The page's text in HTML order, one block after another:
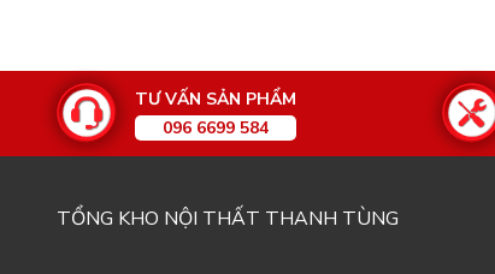
TƯ VẤN SẢN PHẨM
096 6699 584
TỔNG KHO NỘI THẤT THANH TÙNG